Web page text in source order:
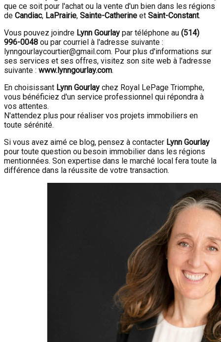
que ce soit pour l'achat ou la vente d'un bien dans les régions
de Candiac, LaPrairie, Sainte-Catherine et Saint-Constant.
Vous pouvez joindre Lynn Gourlay par téléphone au (514)
996-0048 ou par courriel à l'adresse suivante :
lynngourlaycourtier@gmail.com. Pour plus d'informations sur
ses services et ses offres, visitez son site web à l'adresse
suivante : www.lynngourlay.com.
En choisissant Lynn Gourlay chez Royal LePage Triomphe,
vous bénéficiez d'un service professionnel qui répondra à
vos attentes.
N'attendez plus pour réaliser vos projets immobiliers en
toute sérénité.
Si vous avez aimé ce blog, pensez à contacter Lynn Gourlay
pour toute question ou besoin immobilier dans les régions
mentionnées. Son expertise dans le marché local fera toute la
différence dans la réussite de votre transaction.